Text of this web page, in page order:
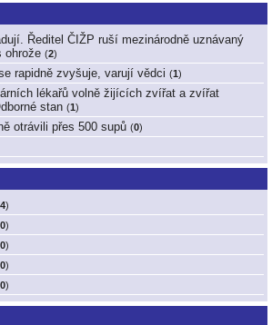
Ředitel ČIŽP ruší mezinárodně uznávaný
ohrože (2)
rapidně zvyšuje, varují vědci (1 )
lékařů volně žijících zvířat a zvířat
stan (1 )
otrávili přes 500 supů (0)
4)
0)
0)
0)
0)